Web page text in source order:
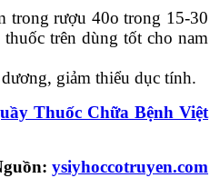
trong rượu 40o trong 15-30
trên dùng tốt cho nam
giảm thiểu dục tính.
Thuốc Chữa Bệnh Việt
ysiyhoccotruyen.com